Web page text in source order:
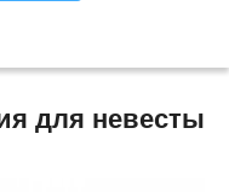
для невесты